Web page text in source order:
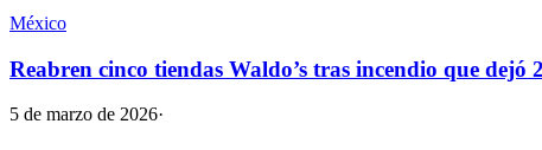
México
Reabren cinco tiendas Waldo’s tras incendio que dejó
5 de marzo de 2026·